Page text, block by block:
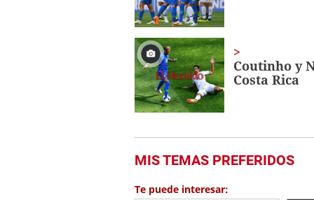
Coutinho y
Costa Rica
MIS TEMAS PREFERIDOS
Te puede interesar: